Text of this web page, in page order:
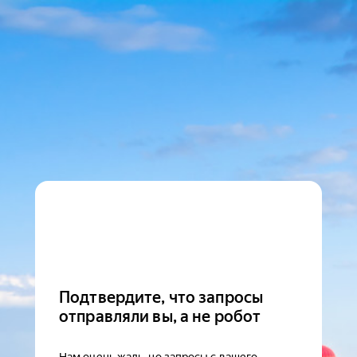
Подтвердите, что запросы
отправляли вы, а не робот